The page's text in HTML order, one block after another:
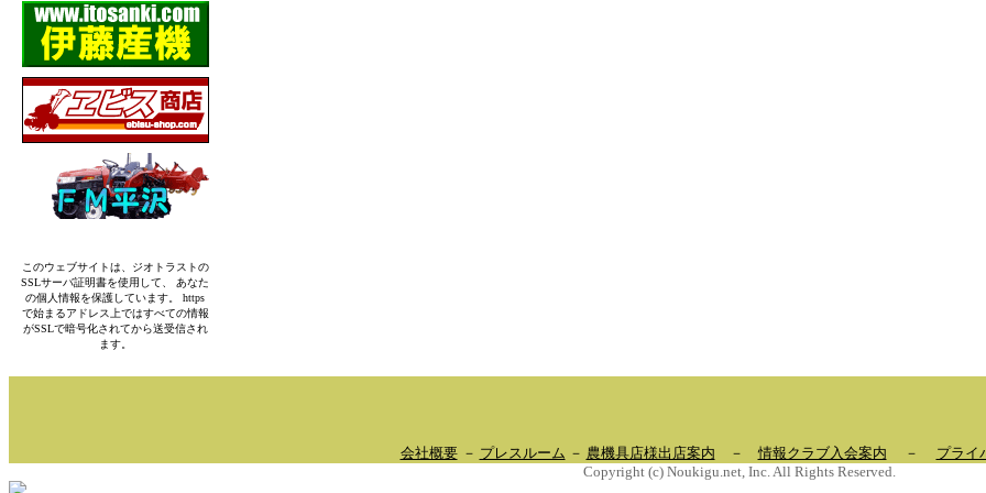
このウェブサイトは、ジオトラストの
SSLサーバ証明書を使用して、 あなた
の個人情報を保護しています。 https
で始まるアドレス上ではすべての情報
がSSLで暗号化されてから送受信され
ます。
会社概要 － プレスルーム － 農機具店様出店案内 －情報クラブ入会案内 －
プライ
Copyright (c) Noukigu.net, Inc. All Rights Reserved.